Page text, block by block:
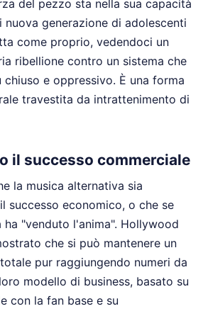
del pezzo sta nella sua capacità
nuova generazione di adolescenti
come proprio, vedendoci un
ribellione contro un sistema che
e oppressivo. È una forma
travestita da intrattenimento di
il successo commerciale
la musica alternativa sia
successo economico, o che se
"venduto l'anima". Hollywood
che si può mantenere un
pur raggiungendo numeri da
modello di business, basato su
con la fan base e su